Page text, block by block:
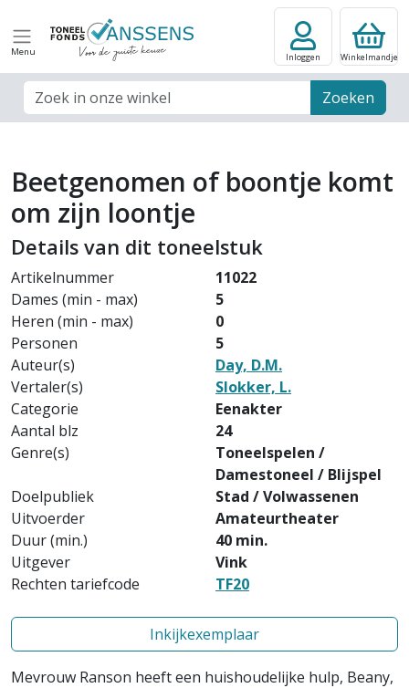
Menu
Zoek veld Zoeken
Inloggen Winkelmandje
Beetgenomen of boontje komt
om zijn loontje
Details van dit toneelstuk
Artikelnummer
11022
Dames (min - max)
5
Heren (min - max)
0
Personen
5
Auteur(s)
Day, D.M.
Vertaler(s)
Slokker, L.
Categorie
Eenakter
Aantal blz
24
Genre(s)
Toneelspelen /
Damestoneel / Blijspel
Doelpubliek
Stad / Volwassenen
Uitvoerder
Amateurtheater
Duur (min.)
40 min.
Uitgever
Vink
Rechten tariefcode
TF20
Inkijkexemplaar
Mevrouw Ranson heeft een huishoudelijke hulp, Beany,